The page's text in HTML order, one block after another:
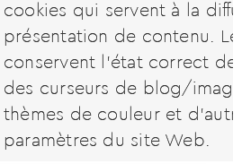
cookies qui servent à la
présentation de contenu.
conservent l’état correct de
des curseurs de blog/
thèmes de couleur et
paramètres du site Web.